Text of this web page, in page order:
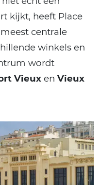
kijkt, heeft Place
centrale
winkels en
wordt
Vieux en Vieux